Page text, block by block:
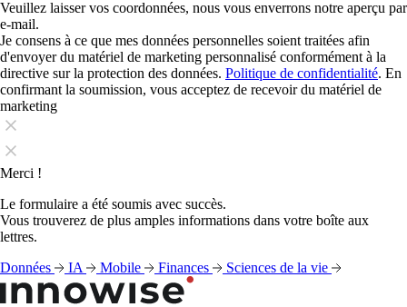
Veuillez laisser vos coordonnées, nous vous enverrons notre aperçu par
e-mail.
Je consens à ce que mes données personnelles soient traitées afin
d'envoyer du matériel de marketing personnalisé conformément à la
directive sur la protection des données. Politique de confidentialité. En
confirmant la soumission, vous acceptez de recevoir du matériel de
marketing
Merci !
Le formulaire a été soumis avec succès.
Vous trouverez de plus amples informations dans votre boîte aux
lettres.
Données
IA Mobile Finances Sciences de la vie